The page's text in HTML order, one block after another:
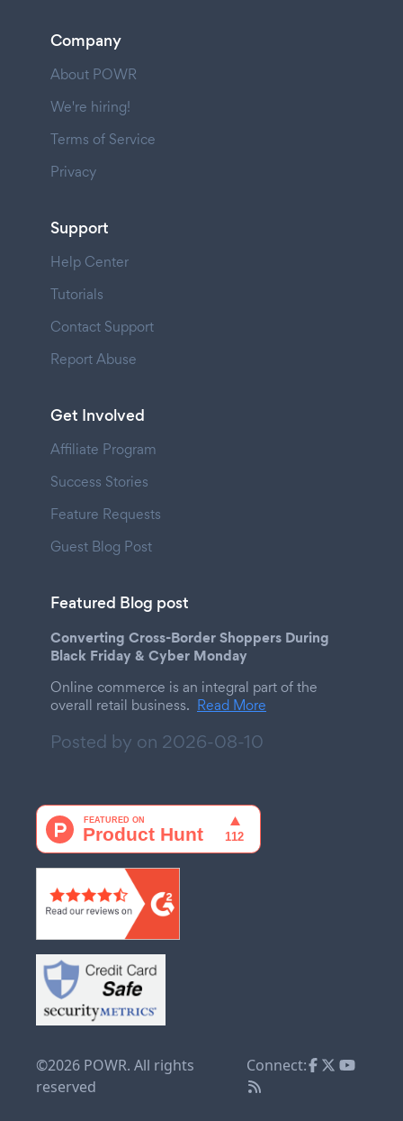
Company
About POWR
We're hiring!
Terms of Service
Privacy
Support
Help Center
Tutorials
Contact Support
Report Abuse
Get Involved
Affiliate Program
Success Stories
Feature Requests
Guest Blog Post
Featured Blog post
Converting Cross-Border Shoppers During
Black Friday & Cyber Monday
Online commerce is an integral part of the
overall retail business. Read More
Posted by on 2026-08-10
©2026 POWR. All rights
reserved
Connect: